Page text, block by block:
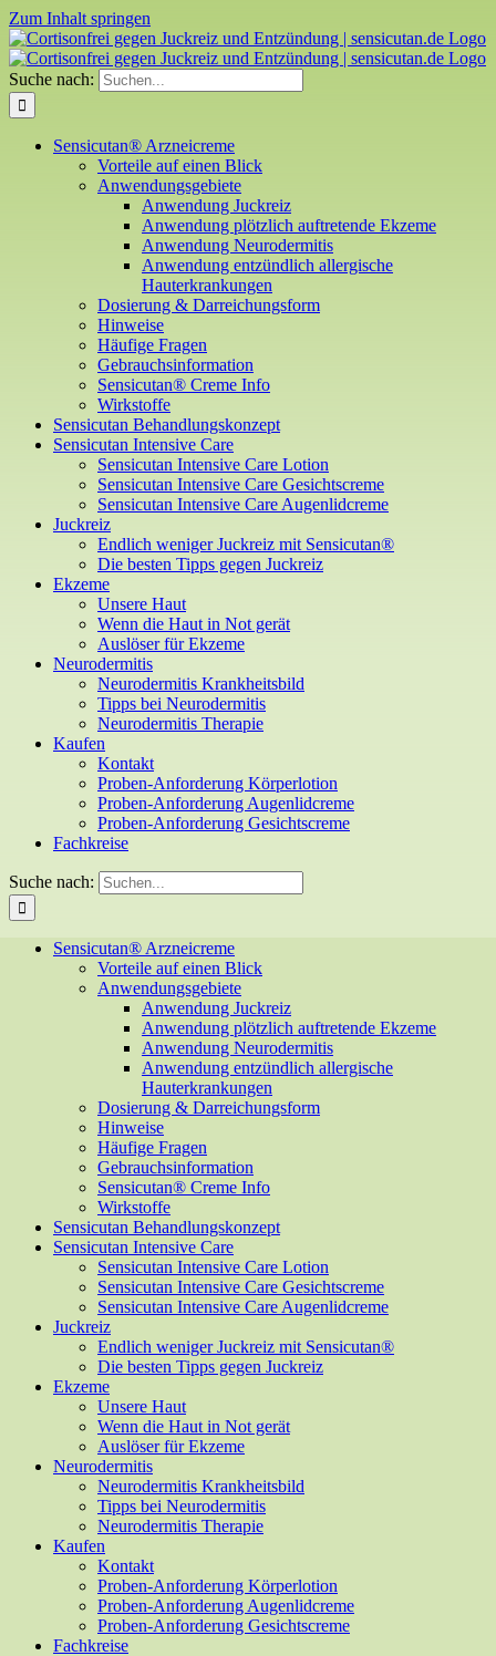
Zum Inhalt springen
Suche nach:
Sensicutan® Arzneicreme
Vorteile auf einen Blick
Anwendungsgebiete
Anwendung Juckreiz
Anwendung plötzlich auftretende Ekzeme
Anwendung Neurodermitis
Anwendung entzündlich allergische
Hauterkrankungen
Dosierung & Darreichungsform
Hinweise
Häufige Fragen
Gebrauchsinformation
Sensicutan® Creme Info
Wirkstoffe
Sensicutan Behandlungskonzept
Sensicutan Intensive Care
Sensicutan Intensive Care Lotion
Sensicutan Intensive Care Gesichtscreme
Sensicutan Intensive Care Augenlidcreme
Juckreiz
Endlich weniger Juckreiz mit Sensicutan®
Die besten Tipps gegen Juckreiz
Ekzeme
Unsere Haut
Wenn die Haut in Not gerät
Auslöser für Ekzeme
Neurodermitis
Neurodermitis Krankheitsbild
Tipps bei Neurodermitis
Neurodermitis Therapie
Kaufen
Kontakt
Proben-Anforderung Körperlotion
Proben-Anforderung Augenlidcreme
Proben-Anforderung Gesichtscreme
Fachkreise
Suche nach:
Sensicutan® Arzneicreme
Vorteile auf einen Blick
Anwendungsgebiete
Anwendung Juckreiz
Anwendung plötzlich auftretende Ekzeme
Anwendung Neurodermitis
Anwendung entzündlich allergische
Hauterkrankungen
Dosierung & Darreichungsform
Hinweise
Häufige Fragen
Gebrauchsinformation
Sensicutan® Creme Info
Wirkstoffe
Sensicutan Behandlungskonzept
Sensicutan Intensive Care
Sensicutan Intensive Care Lotion
Sensicutan Intensive Care Gesichtscreme
Sensicutan Intensive Care Augenlidcreme
Juckreiz
Endlich weniger Juckreiz mit Sensicutan®
Die besten Tipps gegen Juckreiz
Ekzeme
Unsere Haut
Wenn die Haut in Not gerät
Auslöser für Ekzeme
Neurodermitis
Neurodermitis Krankheitsbild
Tipps bei Neurodermitis
Neurodermitis Therapie
Kaufen
Kontakt
Proben-Anforderung Körperlotion
Proben-Anforderung Augenlidcreme
Proben-Anforderung Gesichtscreme
Fachkreise